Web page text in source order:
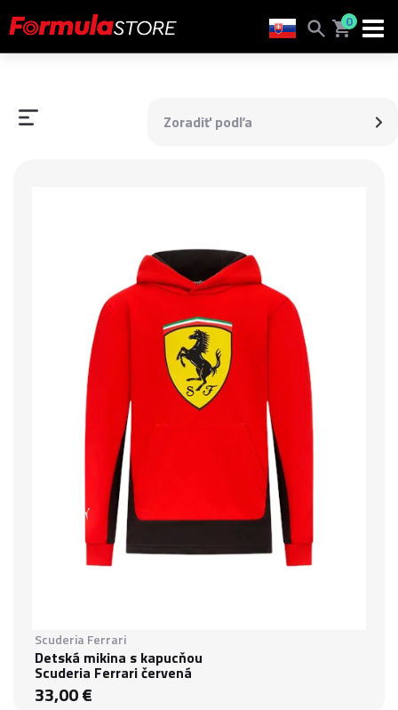
0
Zoradiť podľa
Scuderia Ferrari
Detská mikina s kapucňou
Scuderia Ferrari červená
33,00 €